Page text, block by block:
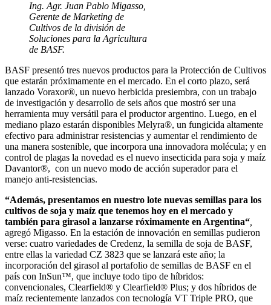
Ing. Agr. Juan Pablo Migasso,
Gerente de Marketing de
Cultivos de la división de
Soluciones para la Agricultura
de BASF.
BASF presentó tres nuevos productos para la Protección de Cultivos
que estarán próximamente en el mercado. En el corto plazo, será
lanzado Voraxor®, un nuevo herbicida presiembra, con un trabajo
de investigación y desarrollo de seis años que mostró ser una
herramienta muy versátil para el productor argentino. Luego, en el
mediano plazo estarán disponibles Melyra®, un fungicida altamente
efectivo para administrar resistencias y aumentar el rendimiento de
una manera sostenible, que incorpora una innovadora molécula; y en
control de plagas la novedad es el nuevo insecticida para soja y maíz
Davantor®, con un nuevo modo de acción superador para el
manejo anti-resistencias.
“Además, presentamos en nuestro lote nuevas semillas para los
cultivos de soja y maíz que tenemos hoy en el mercado y
también para girasol a lanzarse róximamente en Argentina“
agregó Migasso. En la estación de innovación en semillas pudieron
verse: cuatro variedades de Credenz, la semilla de soja de BASF,
entre ellas la variedad CZ 3823 que se lanzará este año; la
incorporación del girasol al portafolio de semillas de BASF en el
país con InSun™, que incluye todo tipo de híbridos:
convencionales, Clearfield® y Clearfield® Plus; y dos híbridos de
maíz recientemente lanzados con tecnología VT Triple PRO, que